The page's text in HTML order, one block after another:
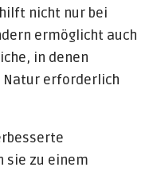
nicht nur bei
ermöglicht auch
in denen
Natur erforderlich
sie zu einem